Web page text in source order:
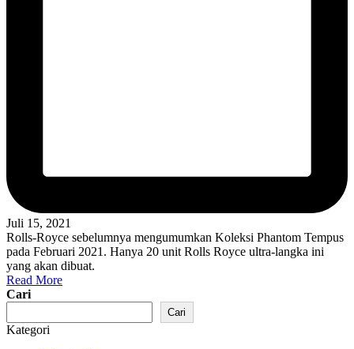
Juli 15, 2021
Rolls-Royce sebelumnya mengumumkan Koleksi Phantom Tempus
pada Februari 2021. Hanya 20 unit Rolls Royce ultra-langka ini
yang akan dibuat.
Read More
Cari
Cari
Kategori